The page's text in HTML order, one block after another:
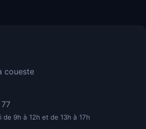
coueste
9h à 12h et de 13h à 17h